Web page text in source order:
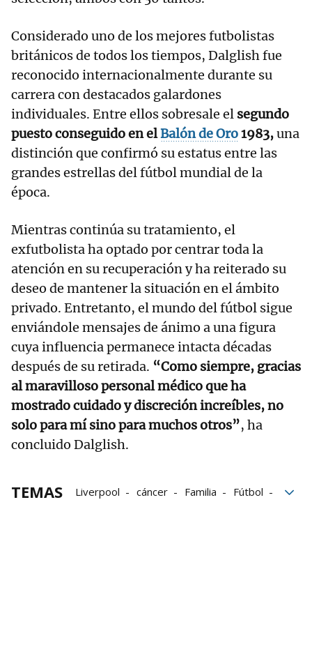
Considerado uno de los mejores futbolistas
británicos de todos los tiempos, Dalglish fue
reconocido internacionalmente durante su
carrera con destacados galardones
individuales. Entre ellos sobresale el segundo
puesto conseguido en elBalón de Oro1983,una
distinción que confirmó su estatus entre las
grandes estrellas del fútbol mundial de la
época.
Mientras continúa su tratamiento, el
exfutbolista ha optado por centrar toda la
atención en su recuperación y ha reiterado su
deseo de mantener la situación en el ámbito
privado. Entretanto, el mundo del fútbol sigue
enviándole mensajes de ánimo a una figura
cuya influencia permanece intacta décadas
después de su retirada. “Como siempre, gracias
al maravilloso personal médico que ha
mostrado cuidado y discreción increíbles, no
solo para mí sino para muchos otros”, ha
concluido Dalglish.
TEMAS Liverpool cáncer Familia
Fútbol